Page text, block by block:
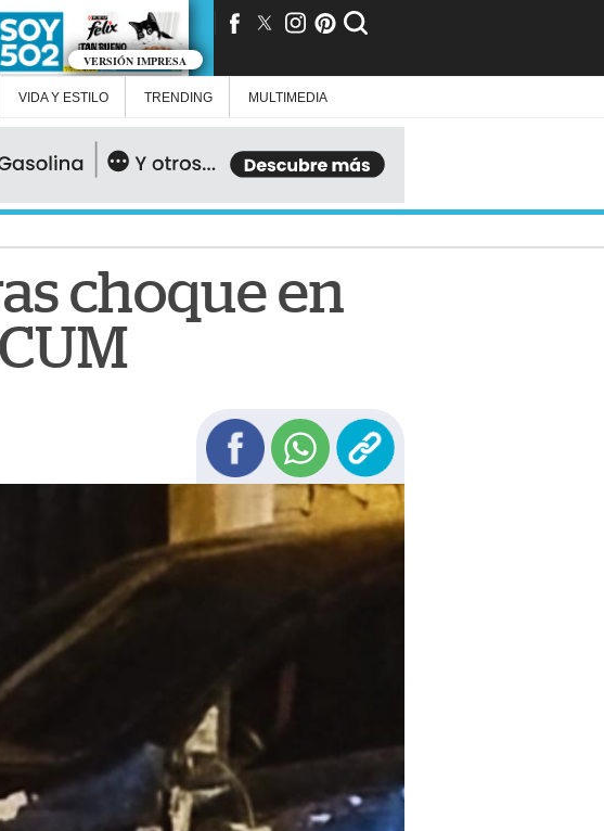
VERSIÓN IMPRESA
VIDA Y ESTILO TRENDING MULTIMEDIA
choque en